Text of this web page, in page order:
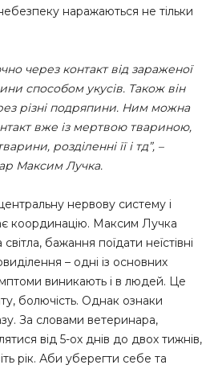
наражаються не тільки
через контакт від зараженої
способом укусів. Також він
різні подряпини. Ним можна
вже із мертвою твариною,
розділенні її і тд”, –
Максим Лучка.
нервову систему і
координацію. Максим Лучка
бажання поїдати неїстівні
– одні із основних
виникають і в людей. Це
болючість. Однак ознаки
За словами ветеринара,
від 5-ох днів до двох тижнів,
рік. Аби уберегти себе та